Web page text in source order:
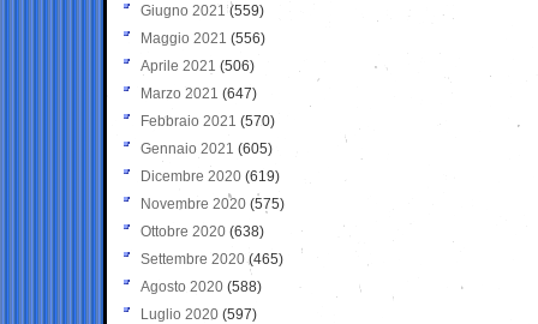
Giugno 2021(559)
Maggio 2021 (556)
Aprile 2021 (506)
Marzo 2021 (647)
Febbraio 2021 (570)
Gennaio 2021 (605)
Dicembre 2020 (619)
Novembre 2020 (575)
Ottobre 2020 (638)
Settembre 2020(465)
Agosto 2020 (588)
Luglio 2020 (597)